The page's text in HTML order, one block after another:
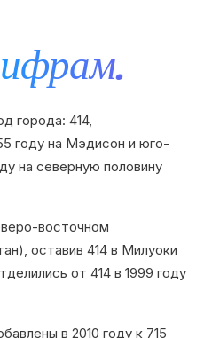
города: 414,
году на Мэдисон и юго-
на северную половину
восточном
оставив 414 в Милуоки
от 414 в 1999 году
в 2010 году к 715